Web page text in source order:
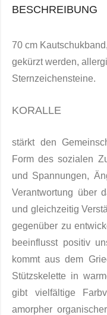
BESCHREIBUNG
70 cm
gekürzt werden,
Sternzeichensteine.
KORALLE
stärkt den
Form des sozialen
und Spannungen,
Verantwortung über
und gleichzeitig
gegenüber zu
beeinflusst positiv
kommt aus dem
Stützskelette in
gibt vielfältige
amorpher